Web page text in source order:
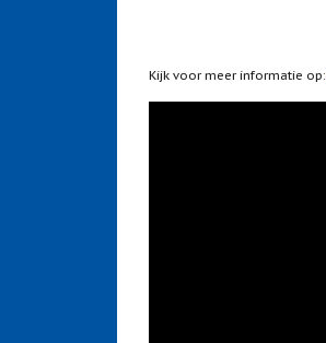
Kijk voor meer informatie op: